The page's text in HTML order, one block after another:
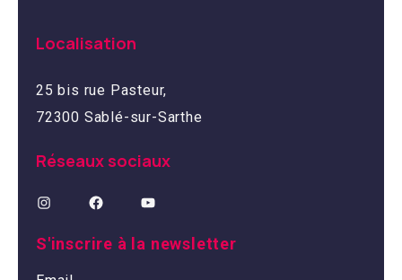
Localisation
25 bis rue Pasteur,
72300 Sablé-sur-Sarthe
Réseaux sociaux
S'inscrire à la newsletter